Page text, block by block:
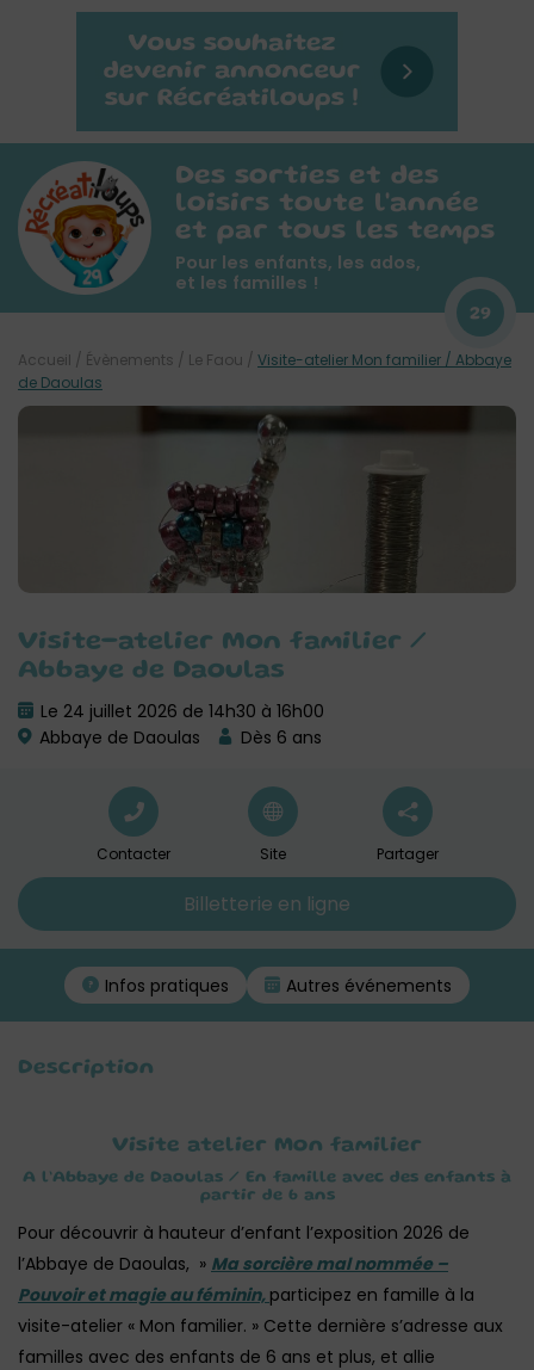
Des sorties et des
loisirs toute l'année
et par tous les temps
Pour les enfants, les ados,
et les familles !
29
Visite-atelier Mon familier /
Abbaye de Daoulas
Le 24 juillet 2026 de 14h30 à 16h00
Abbaye de Daoulas
Dès 6 ans
Accueil / Évènements / Le Faou / Visite-atelier Mon familier / Abbaye
de Daoulas
Contacter Site Partager
Billetterie en ligne
Infos pratiques Autres événements
Description
Visite atelier Mon familier
A l’Abbaye de Daoulas / En famille avec des enfants à
partir de 6 ans
Pour découvrir à hauteur d’enfant l’exposition 2026 de
l’Abbaye de Daoulas, » Ma sorcière mal nommée –
Pouvoir et magie au féminin, participez en famille à la
visite-atelier « Mon familier. » Cette dernière s’adresse aux
familles avec des enfants de 6 ans et plus, et allie